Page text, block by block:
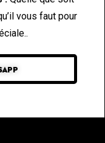
vous faut pour